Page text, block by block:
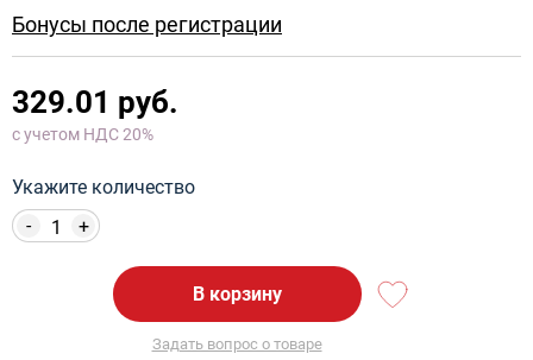
Бонусы после регистрации
329.01 руб.
с учетом НДС 20%
Укажите количество
+
-
В корзину
Задать вопрос о товаре